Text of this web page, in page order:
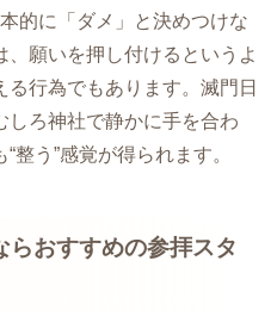
的に「ダメ」と決めつけな
、願いを押し付けるというよ
行為でもあります。滅門日
しろ神社で静かに手を合わ
整う”感覚が得られます。
らおすすめの参拝スタ